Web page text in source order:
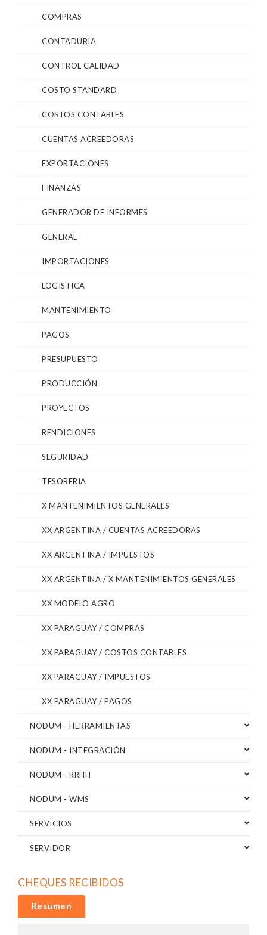
COMPRAS
CONTADURIA
CONTROL CALIDAD
COSTO STANDARD
COSTOS CONTABLES
CUENTAS ACREEDORAS
EXPORTACIONES
FINANZAS
GENERADOR DE INFORMES
GENERAL
IMPORTACIONES
LOGISTICA
MANTENIMIENTO
PAGOS
PRESUPUESTO
PRODUCCIÓN
PROYECTOS
RENDICIONES
SEGURIDAD
TESORERIA
X MANTENIMIENTOS GENERALES
XX ARGENTINA / CUENTAS ACREEDORAS
XX ARGENTINA / IMPUESTOS
XX ARGENTINA / X MANTENIMIENTOS GENERALES
XX MODELO AGRO
XX PARAGUAY / COMPRAS
XX PARAGUAY / COSTOS CONTABLES
XX PARAGUAY / IMPUESTOS
XX PARAGUAY / PAGOS
NODUM - HERRAMIENTAS
NODUM - INTEGRACIÓN
NODUM - RRHH
NODUM - WMS
SERVICIOS
SERVIDOR
CHEQUES RECIBIDOS
Resumen